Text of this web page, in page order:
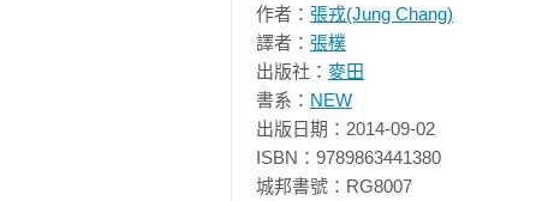
情景超過任何黑社會電影；令人心
追名逐利的反派角色描寫，甚至超
——《洛杉磯時報》
「如果還有誰對20世紀中國人命運
——《華盛頓郵報》
21 雪中送炭
姊弟們、朋友們（一九六七～一九六
22 勞動改造
到喜馬拉雅山邊去（一九六九年一月
23 書讀得愈多愈蠢
我當農民，也當赤腳醫生（一九六九
24 容我朝暮謝過，以贖前讞
作者： 張戎(Jung Chang)
譯者： 張樸
出版社： 麥田
書系： NEW
出版日期：2014-09-02
ISBN：9789863441380
城邦書號：RG8007